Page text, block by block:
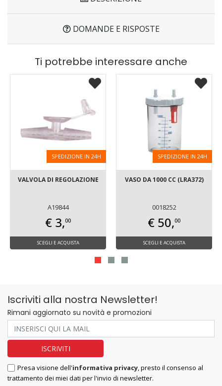
DOMANDE E RISPOSTE
Ti potrebbe interessare anche
SPEDIZIONE IN 24H
VALVOLA DI REGOLAZIONE
A19844
€ 3,00
SCEGLI E ACQUISTA
SPEDIZIONE IN 24H
VASO DA 1000 CC (LRA372)
0018252
€ 50,00
SCEGLI E ACQUISTA
Iscriviti alla nostra Newsletter!
Rimani aggiornato su novità e promozioni
Presa visione dell'informativa privacy , presto il consenso al
trattamento dei miei dati per l'invio di newsletter.